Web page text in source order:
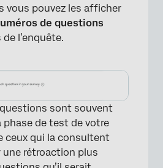
vous pouvez les afficher
de questions
l’enquête.
sont souvent
phase de test de votre
ceux qui la consultent
rétroaction plus